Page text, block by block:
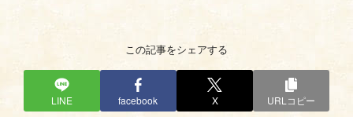
この記事をシェアする
LINE facebook X URLコピー